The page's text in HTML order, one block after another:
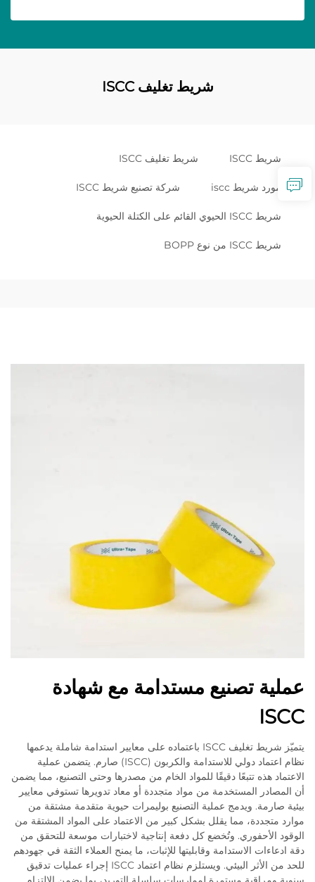
شريط تغليف ISCC
شريط ISCC شريط تغليف ISCC
مورد شريط iscc شركة تصنيع شريط ISCC
شريط ISCC الحيوي القائم على الكتلة الحيوية
شريط ISCC من نوع BOPP
عملية تصنيع مستدامة مع شهادة
ISCC
يتميّز شريط تغليف ISCC باعتماده على معايير استدامة شاملة يدعمها
نظام اعتماد دولي للاستدامة والكربون (ISCC) صارم. يتضمن عملية
الاعتماد هذه تتبعًا دقيقًا للمواد الخام من مصدرها وحتى التصنيع، مما يضمن
أن المصادر المستخدمة من مواد متجددة أو معاد تدويرها تستوفي معايير
بيئية صارمة. ويدمج عملية التصنيع بوليمرات حيوية متقدمة مشتقة من
موارد متجددة، مما يقلل بشكل كبير من الاعتماد على المواد المشتقة من
الوقود الأحفوري. وتُخضع كل دفعة إنتاجية لاختبارات موسعة للتحقق من
دقة ادعاءات الاستدامة وقابليتها للإثبات، ما يمنح العملاء الثقة في جهودهم
للحد من الأثر البيئي. ويستلزم نظام اعتماد ISCC إجراء عمليات تدقيق